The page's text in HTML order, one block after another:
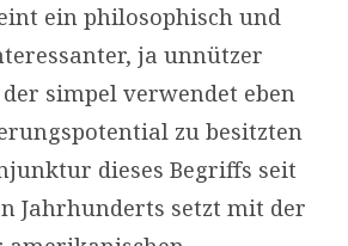
ein philosophisch und
ja unnützer
simpel verwendet eben
zu besitzten
dieses Begriffs seit
Jahrhunderts setzt mit der